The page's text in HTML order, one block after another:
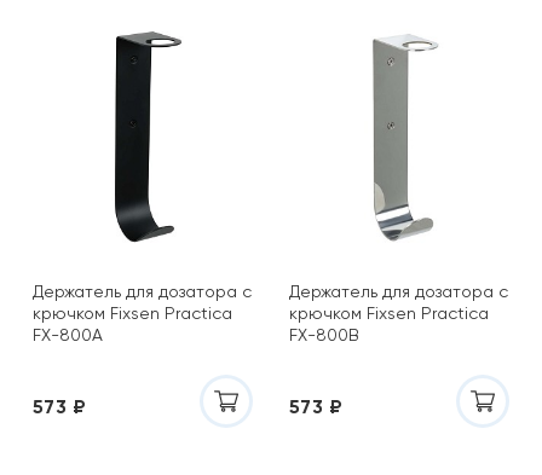
Держатель для дозатора с
крючком Fixsen Practica
FX-800A
573 ₽
Держатель для дозатора с
крючком Fixsen Practica
FX-800B
573 ₽